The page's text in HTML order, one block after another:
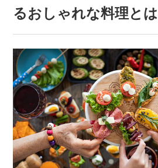
るおしゃれな料理とは